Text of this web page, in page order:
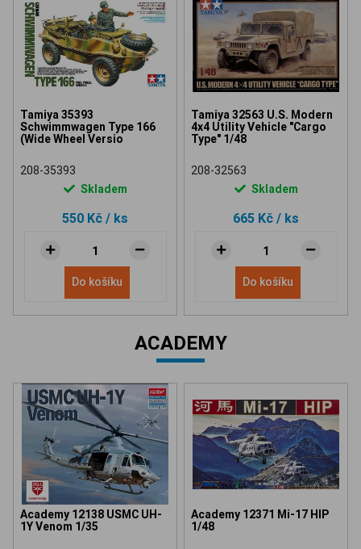
Tamiya 35393
Schwimmwagen Type 166
(Wide Wheel Versio
208-35393
Skladem
550 Kč / ks
Do košíku
Tamiya 32563 U.S. Modern
4x4 Utility Vehicle "Cargo
Type" 1/48
208-32563
Skladem
665 Kč / ks
Do košíku
ACADEMY
Academy 12138 USMC UH-
1Y Venom 1/35
Academy 12371 Mi-17 HIP
1/48